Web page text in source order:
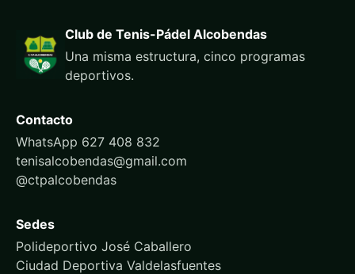
Club de Tenis-Pádel Alcobendas
Una misma estructura, cinco programas
deportivos.
Contacto
WhatsApp 627 408 832
tenisalcobendas@gmail.com
@ctpalcobendas
Sedes
Polideportivo José Caballero
Ciudad Deportiva Valdelasfuentes